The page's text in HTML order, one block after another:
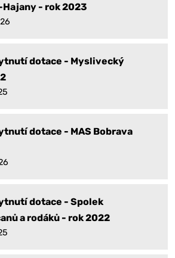
- rok 2023
dotace - Myslivecký
dotace - MAS Bobrava
dotace - Spolek
a rodáků - rok 2022